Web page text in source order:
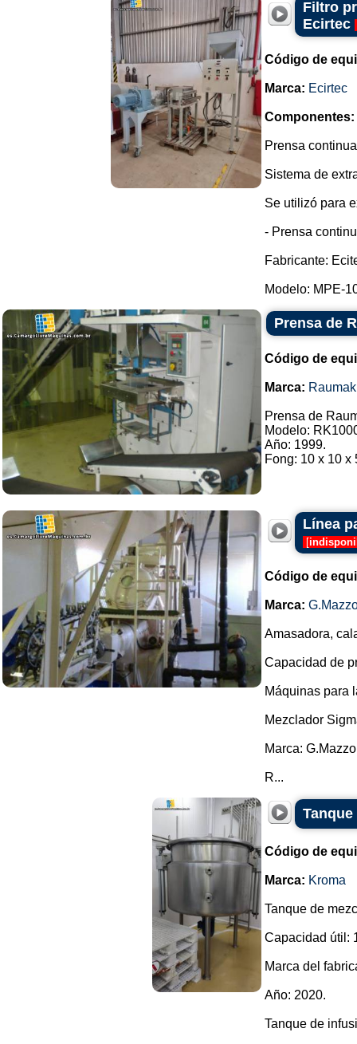
Filtro
Ecirtec
Código de
Marca: Ecirtec
Componentes:
Prensa
Sistema de
Se utilizó para
- Prensa
Fabricante:
Modelo: MPE-
Prensa de
Código de
Marca: Raumak
Prensa de
Modelo:
Año: 1999.
Fong: 10 x 10 x
Línea
[
Código de
Marca:
Amasadora,
Capacidad de
Máquinas para
Mezclador
Marca:
R...
Código de
Marca: Kroma
Tanque de
Capacidad útil:
Marca del
Año: 2020.
Tanque de